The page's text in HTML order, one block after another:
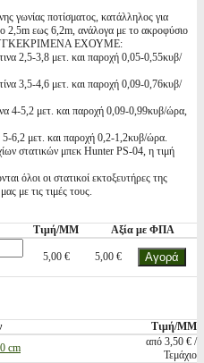
γωνίας ποτίσματος, κατάλληλος για
2,5m εως 6,2m, ανάλογα με το ακροφύσιο
ΣΥΓΚΕΚΡΙΜΕΝΑ ΕΧΟΥΜΕ:
2,5-3,8 μετ. και παροχή 0,05-0,55κυβ/
3,5-4,6 μετ. και παροχή 0,09-0,76κυβ/
5,2 μετ. και παροχή 0,09-0,99κυβ/ώρα,
μετ. και παροχή 0,2-1,2κυβ/ώρα.
στατικών μπεκ Hunter PS-04, η τιμή
όλοι οι στατικοί εκτοξευτήρες της
με τις τιμές τους.
Τιμή/ΜΜ Αξία με ΦΠΑ
5,00 € 5,00 €
Τιμή/ΜΜ
cm
από 3,50 € /
Τεμάχιο